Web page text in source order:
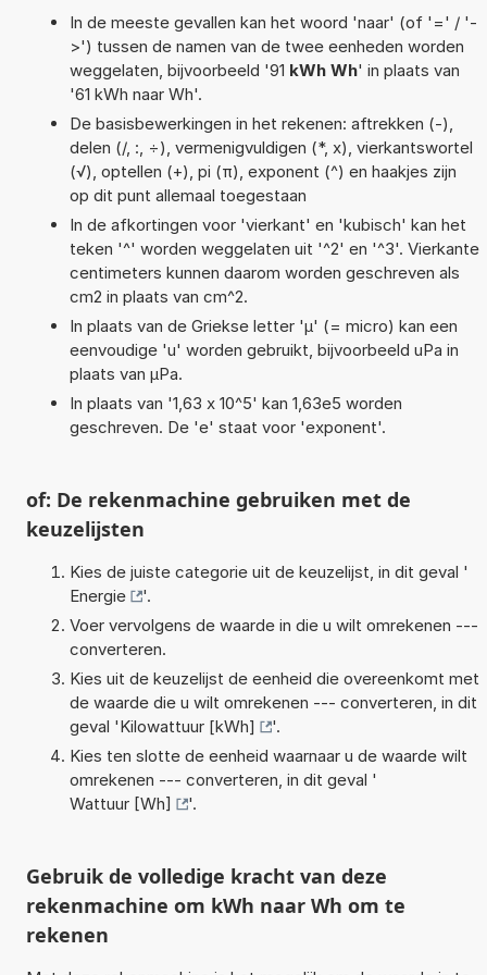
In de meeste gevallen kan het woord 'naar' (of '=' / '-
>') tussen de namen van de twee eenheden worden
weggelaten, bijvoorbeeld '91 kWh Wh' in plaats van
'61 kWh naar Wh'.
De basisbewerkingen in het rekenen: aftrekken (-),
delen (/, :, ÷), vermenigvuldigen (*, x), vierkantswortel
(√), optellen (+), pi (π), exponent (^) en haakjes zijn
op dit punt allemaal toegestaan
In de afkortingen voor 'vierkant' en 'kubisch' kan het
teken '^' worden weggelaten uit '^2' en '^3'. Vierkante
centimeters kunnen daarom worden geschreven als
cm2 in plaats van cm^2.
In plaats van de Griekse letter 'µ' (= micro) kan een
eenvoudige 'u' worden gebruikt, bijvoorbeeld uPa in
plaats van µPa.
In plaats van '1,63 x 10^5' kan 1,63e5 worden
geschreven. De 'e' staat voor 'exponent'.
of: De rekenmachine gebruiken met de
keuzelijsten
Kies de juiste categorie uit de keuzelijst, in dit geval '
Energie
'.
Voer vervolgens de waarde in die u wilt omrekenen ---
converteren.
Kies uit de keuzelijst de eenheid die overeenkomt met
de waarde die u wilt omrekenen --- converteren, in dit
geval 'Kilowattuur [kWh]
'.
Kies ten slotte de eenheid waarnaar u de waarde wilt
omrekenen --- converteren, in dit geval '
Wattuur [Wh]
'.
Gebruik de volledige kracht van deze
rekenmachine om kWh naar Wh om te
rekenen